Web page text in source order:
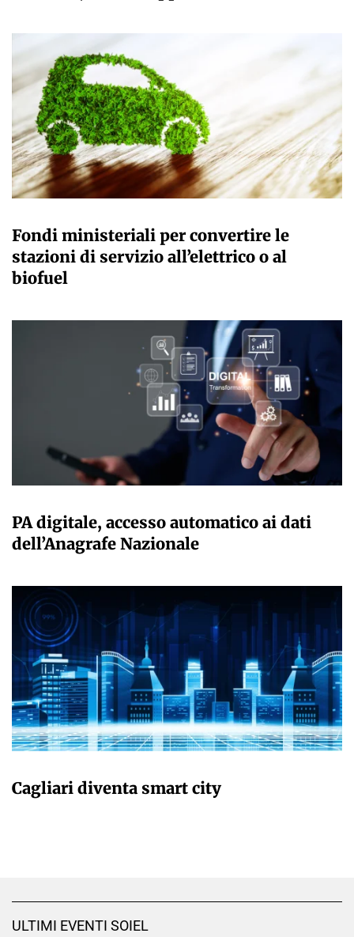
Fondi ministeriali per convertire le
stazioni di servizio all’elettrico o al
biofuel
PA digitale, accesso automatico ai dati
dell’Anagrafe Nazionale
Cagliari diventa smart city
ULTIMI EVENTI SOIEL